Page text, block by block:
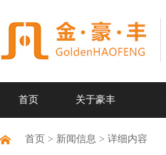
首页 关于豪丰
首页 > 新闻信息 > 详细内容